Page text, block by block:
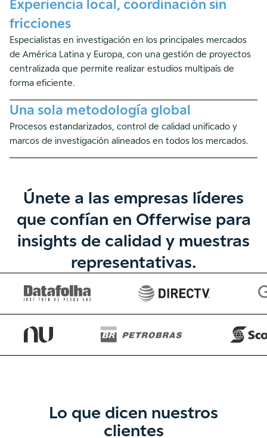
Experiencia local, coordinación sin
fricciones
Especialistas en investigación en los principales mercados
de América Latina y Europa, con una gestión de proyectos
centralizada que permite realizar estudios multipaís de
forma eficiente.
Una sola metodología global
Procesos estandarizados, control de calidad unificado y
marcos de investigación alineados en todos los mercados.
Únete a las empresas líderes
que confían en Offerwise para
insights de calidad y muestras
representativas.
Lo que dicen nuestros
clientes